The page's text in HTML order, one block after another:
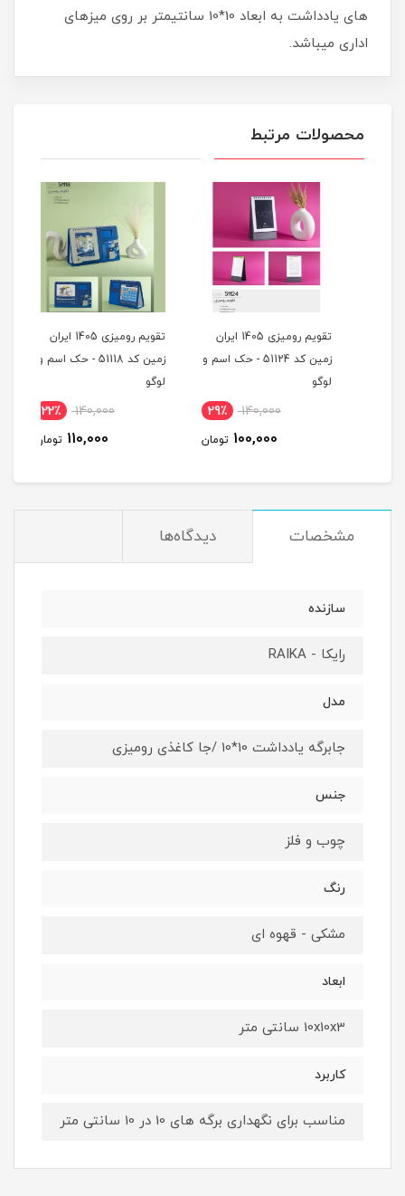
های یادداشت به ابعاد 10*10 سانتیمتر بر روی میزهای
اداری میباشد.
محصولات مرتبط
تقویم رومیزی 1405 ایران
زمین کد 51124 - حک اسم و
140,000 29٪
100,000 تومان
تقویم رومیزی 1405 ایران
زمین کد 51118 - حک اسم و
140,000 22٪
110,000 تومان
مشخصات دیدگاه‌ها
سازنده
رایکا - RAIKA
مدل
جابرگه یادداشت 10*10 /جا کاغذی رومیزی
جنس
چوب و فلز
رنگ
مشکی - قهوه ای
ابعاد
10x10x3 سانتی متر
کاربرد
مناسب برای نگهداری برگه های 10 در 10 سانتی متر